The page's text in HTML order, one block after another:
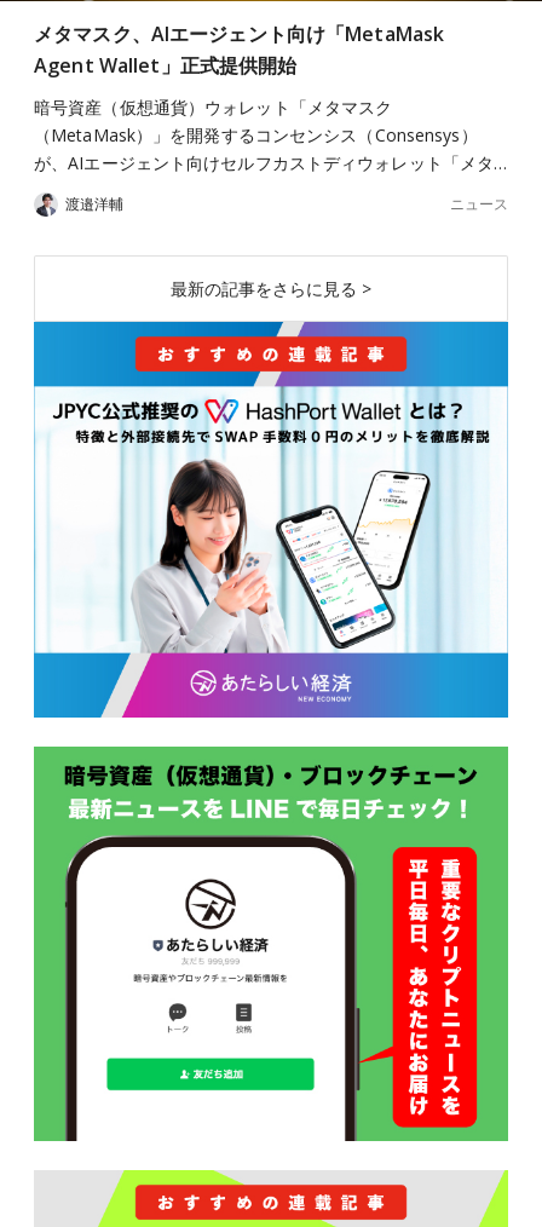
メタマスク、AIエージェント向け「MetaMask
Agent Wallet」正式提供開始
暗号資産（仮想通貨）ウォレット「メタマスク
（MetaMask）」を開発するコンセンシス（Consensys）
が、AIエージェント向けセルフカストディウォレット「メタ…
渡邉洋輔 ニュース
最新の記事をさらに見る >